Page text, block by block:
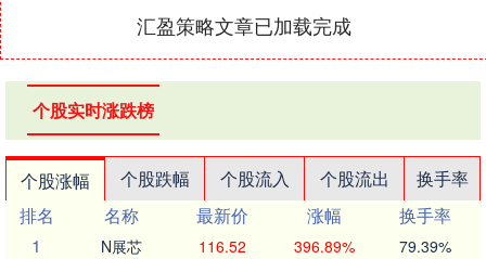
汇盈策略文章已加载完成
个股实时涨跌榜
个股涨幅 个股跌幅 个股流入 个股流出
换手率
排名
名称 最新价 涨幅
换手率
1
N展芯 116.52 396.89% 79.39%